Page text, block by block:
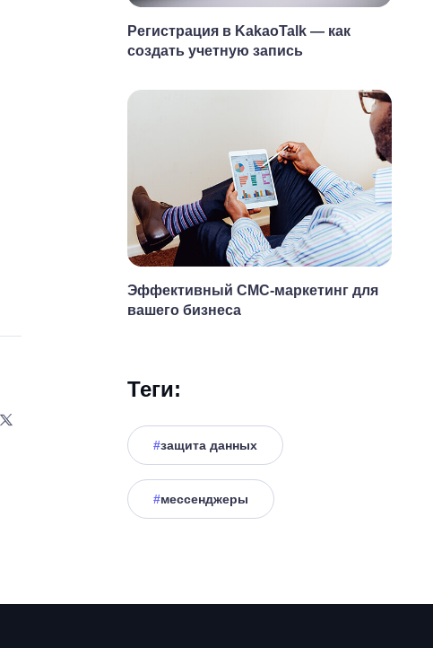
Регистрация в KakaoTalk — как
создать учетную запись
Эффективный СМС-маркетинг для
вашего бизнеса
Теги:
#защита данных
#мессенджеры